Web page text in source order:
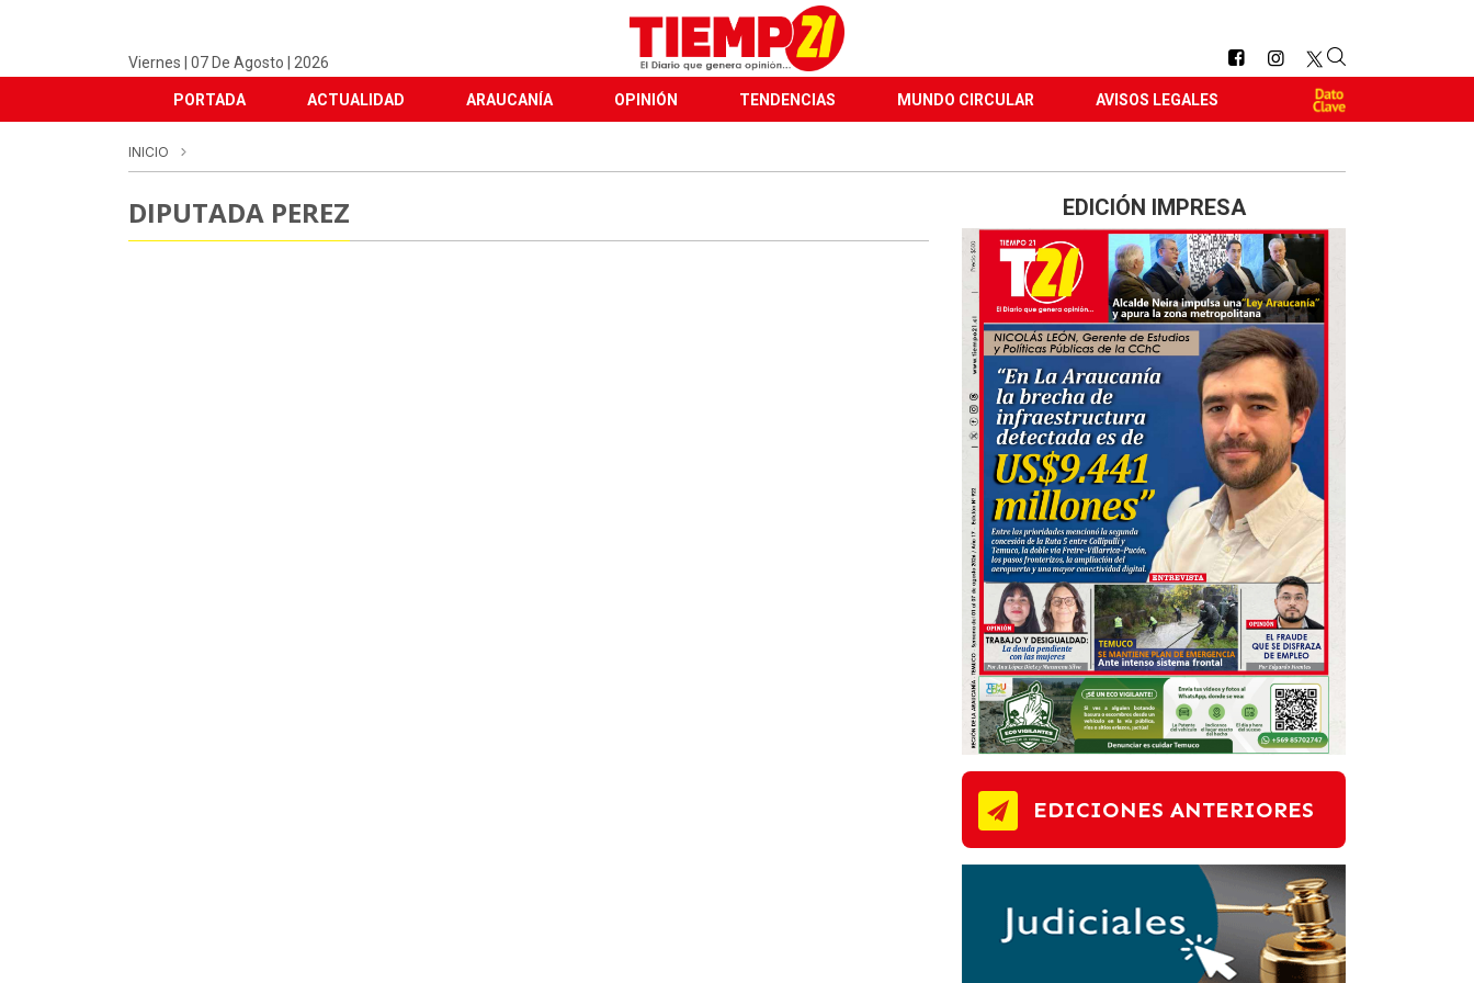
Viernes | 07 De Agosto | 2026
PORTADA ACTUALIDAD ARAUCANÍA OPINIÓN TENDENCIAS MUNDO CIRCULAR AVISOS LEGALES
INICIO
DIPUTADA PEREZ EDICIÓN IMPRESA
EDICIONES ANTERIORES